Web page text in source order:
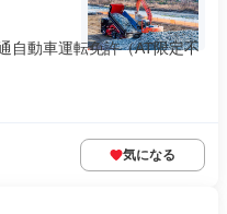
自動車運転免許（AT限定不
気になる